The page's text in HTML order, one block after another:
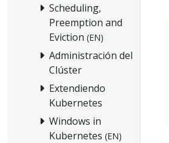
Scheduling,
Preemption and
Eviction (EN)
Administración del
Clúster
Extendiendo
Kubernetes
Windows in
Kubernetes (EN)